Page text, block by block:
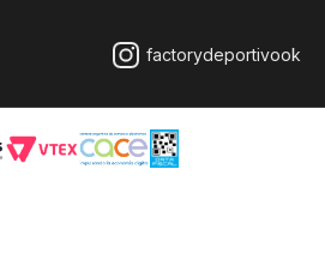
factorydeportivook